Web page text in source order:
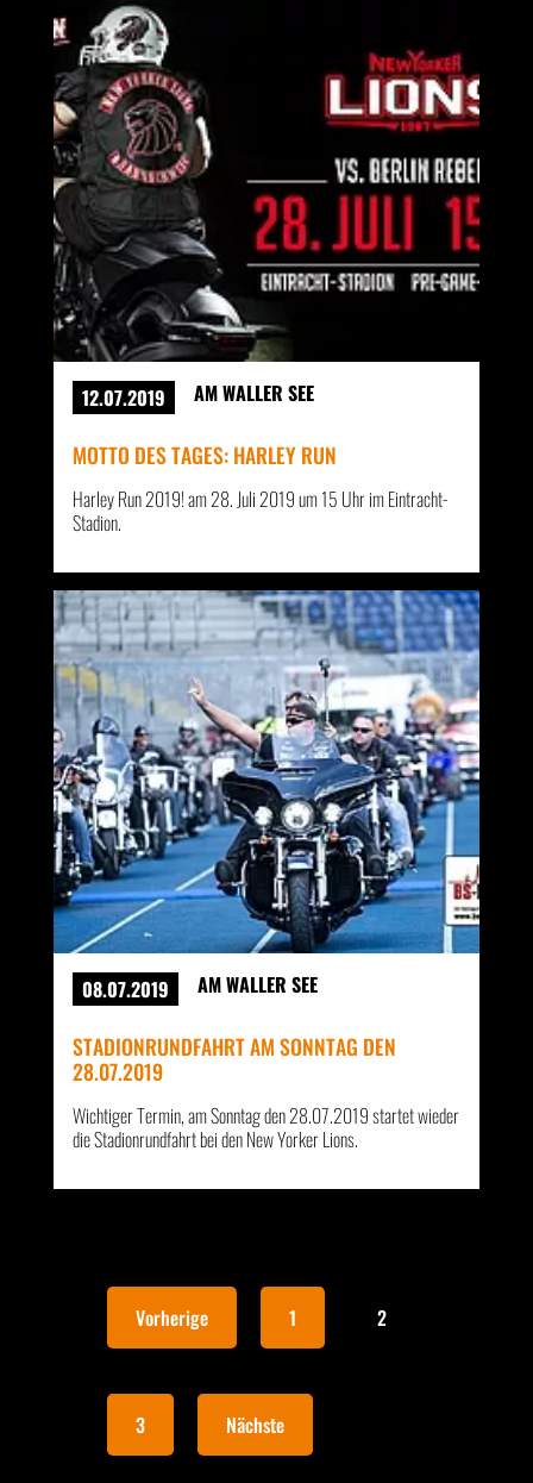
12.07.2019 AM WALLER SEE
MOTTO DES TAGES: HARLEY RUN
Harley Run 2019! am 28. Juli 2019 um 15 Uhr im Eintracht-
Stadion.
08.07.2019 AM WALLER SEE
STADIONRUNDFAHRT AM SONNTAG DEN
28.07.2019
Wichtiger Termin, am Sonntag den 28.07.2019 startet wieder
die Stadionrundfahrt bei den New Yorker Lions.
Vorherige 1 2
3 Nächste